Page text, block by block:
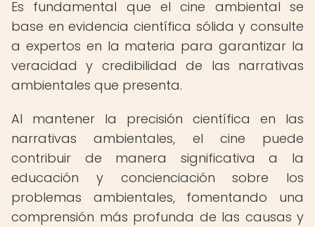
Es fundamental que el cine ambiental se
base en evidencia científica sólida y consulte
a expertos en la materia para garantizar la
veracidad y credibilidad de las narrativas
ambientales que presenta.
Al mantener la precisión científica en las
narrativas ambientales, el cine puede
contribuir de manera significativa a la
educación y concienciación sobre los
problemas ambientales, fomentando una
comprensión más profunda de las causas y